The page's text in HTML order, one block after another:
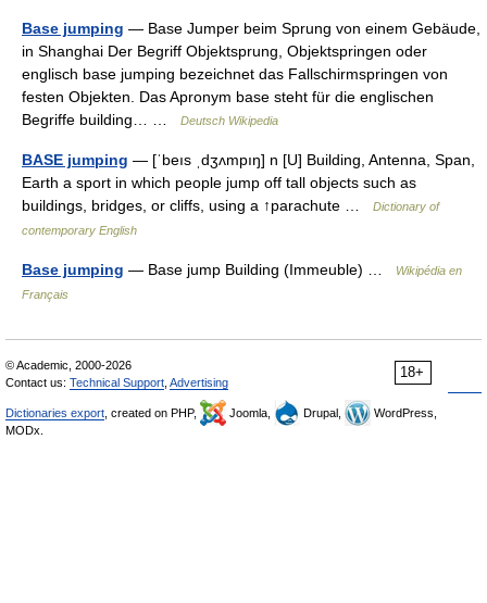
Base jumping — Base Jumper beim Sprung von einem Gebäude,
in Shanghai Der Begriff Objektsprung, Objektspringen oder
englisch base jumping bezeichnet das Fallschirmspringen von
festen Objekten. Das Apronym base steht für die englischen
Begriffe building… …
Deutsch Wikipedia
BASE jumping — [ˈbeıs ˌdʒʌmpıŋ] n [U] Building, Antenna, Span,
Earth a sport in which people jump off tall objects such as
buildings, bridges, or cliffs, using a ↑parachute …
Dictionary of
contemporary English
Base jumping — Base jump Building (Immeuble) …
Wikipédia en
Français
18+
© Academic, 2000-2026
Contact us: Technical Support Advertising
Dictionaries export , created on PHP, Joomla, Drupal,
WordPress,
MODx.